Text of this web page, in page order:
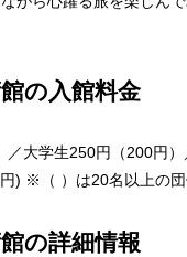
の入館料金
／大学生250円（200円）
) ※（ ）は20名以上の
の詳細情報